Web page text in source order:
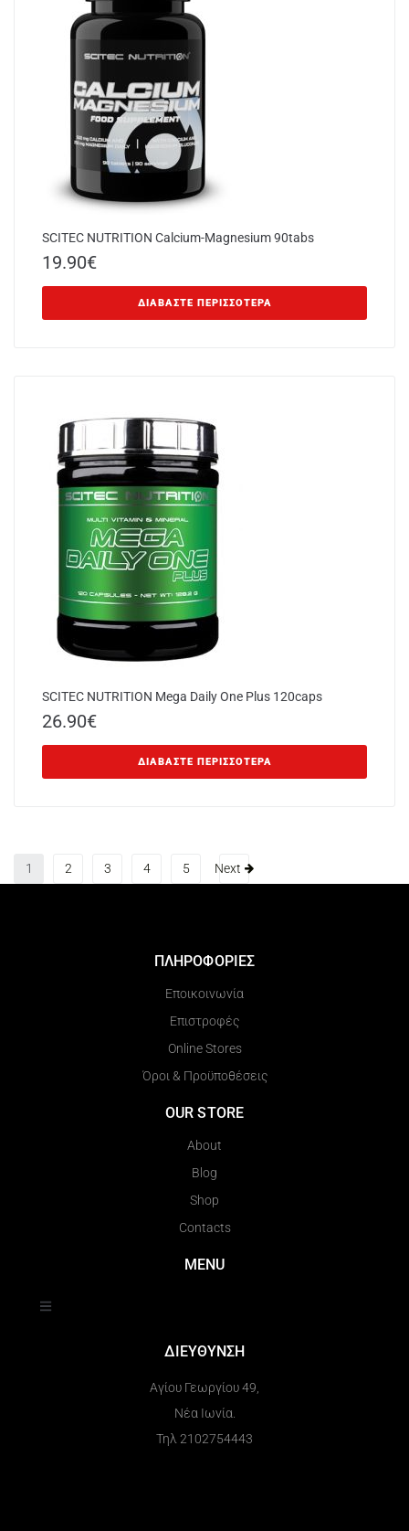
SCITEC NUTRITION Calcium-Magnesium 90tabs
19.90€
ΔΙΑΒΆΣΤΕ ΠΕΡΙΣΣΌΤΕΡΑ
SCITEC NUTRITION Mega Daily One Plus 120caps
26.90€
ΔΙΑΒΆΣΤΕ ΠΕΡΙΣΣΌΤΕΡΑ
1 2 3 4 5 Next
ΠΛΗΡΟΦΟΡΙΕΣ
Εποικοινωνία
Επιστροφές
Online Stores
Όροι & Προϋποθέσεις
OUR STORE
About
Blog
Shop
Contacts
MENU
ΔΙΕΥΘΥΝΣΗ
Αγίου Γεωργίου 49,
Νέα Ιωνία.
Τηλ 2102754443